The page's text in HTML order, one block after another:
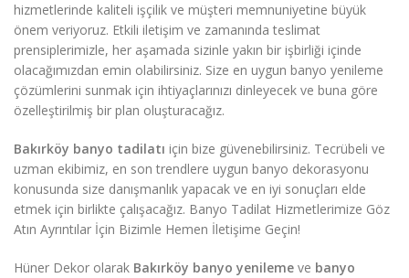
hizmetlerinde kaliteli işçilik ve müşteri memnuniyetine büyük
önem veriyoruz. Etkili iletişim ve zamanında teslimat
prensiplerimizle, her aşamada sizinle yakın bir işbirliği içinde
olacağımızdan emin olabilirsiniz. Size en uygun banyo yenileme
çözümlerini sunmak için ihtiyaçlarınızı dinleyecek ve buna göre
özelleştirilmiş bir plan oluşturacağız.
Bakırköy banyo tadilatı için bize güvenebilirsiniz. Tecrübeli ve
uzman ekibimiz, en son trendlere uygun banyo dekorasyonu
konusunda size danışmanlık yapacak ve en iyi sonuçları elde
etmek için birlikte çalışacağız. Banyo Tadilat Hizmetlerimize Göz
Atın Ayrıntılar İçin Bizimle Hemen İletişime Geçin!
Hüner Dekor olarak Bakırköy banyo yenileme ve banyo